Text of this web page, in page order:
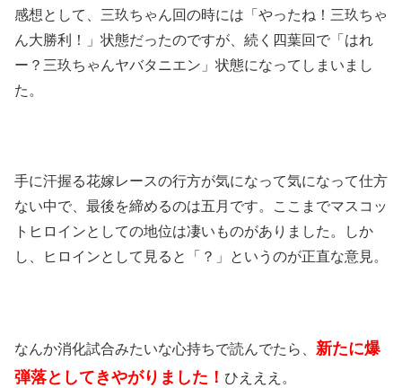
感想として、三玖ちゃん回の時には「やったね！三玖ちゃ
ん大勝利！」状態だったのですが、続く四葉回で「はれ
ー？三玖ちゃんヤバタニエン」状態になってしまいまし
た。
手に汗握る花嫁レースの行方が気になって気になって仕方
ない中で、最後を締めるのは五月です。ここまでマスコッ
トヒロインとしての地位は凄いものがありました。しか
し、ヒロインとして見ると「？」というのが正直な意見。
なんか消化試合みたいな心持ちで読んでたら、 新たに爆
弾落としてきやがりました！ ひえええ。